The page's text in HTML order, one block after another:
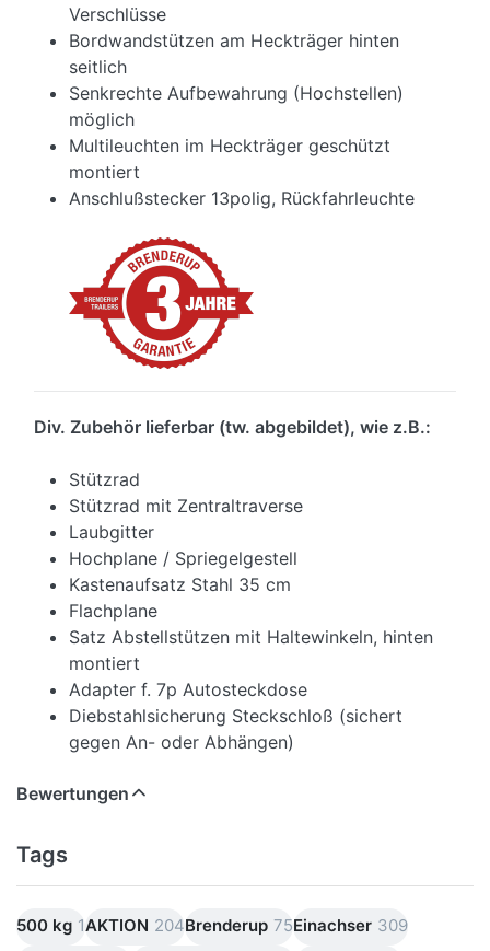
Verschlüsse
Bordwandstützen am Heckträger hinten
seitlich
Senkrechte Aufbewahrung (Hochstellen)
möglich
Multileuchten im Heckträger geschützt
montiert
Anschlußstecker 13polig, Rückfahrleuchte
Div. Zubehör lieferbar (tw. abgebildet), wie z.B.:
Stützrad
Stützrad mit Zentraltraverse
Laubgitter
Hochplane / Spriegelgestell
Kastenaufsatz Stahl 35 cm
Flachplane
Satz Abstellstützen mit Haltewinkeln, hinten
montiert
Adapter f. 7p Autosteckdose
Diebstahlsicherung Steckschloß (sichert
gegen An- oder Abhängen)
Bewertungen
Tags
500 kg 1AKTION 204Brenderup 75Einachser 309